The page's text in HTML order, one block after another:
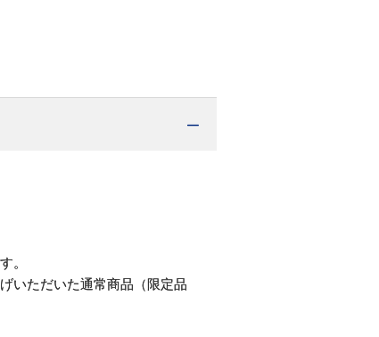
。
いただいた通常商品（限定品